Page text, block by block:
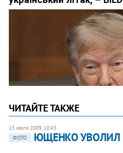
ЧИТАЙТЕ ТАКЖЕ
13 июля 2009, 10:43
ФОТО
ЮЩЕНКО УВОЛИЛ